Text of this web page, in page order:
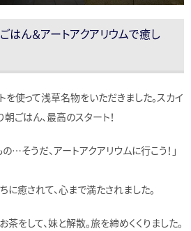
ん＆アートアクアリウムで癒し
を使って浅草名物をいただきました。スカイ
ごはん、最高のスタート！
…そうだ、アートアクアリウムに行こう！」
癒されて、心まで満たされました。
をして、妹と解散。旅を締めくくりました。